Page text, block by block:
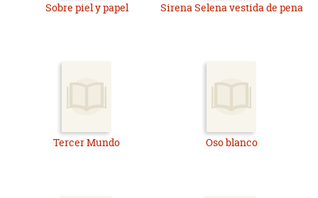
Sobre piel y papel Sirena Selena vestida de pena
Tercer Mundo Oso blanco